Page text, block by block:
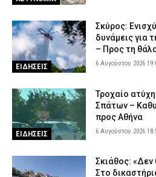
μετασχηματιστή του ΔΕΔΔΗΕ
ΑΣΤΥΝΟΜΙΑ 6 Αυγούστου 2026 12:59
Ιός του Δυτικού Νείλου: 65 κρούσματα
Ελλάδα
ΕΙΔΗΣΕΙΣ
Σκύρος:
δυνάμεις για
– Προς τη
6 Αυγούστου 2026
ΕΙΔΗΣΕΙΣ
Τροχαίο
Σπάτων –
προς Αθήνα
6 Αυγούστου 2026
Σκιάθος: «Δεν
Στο